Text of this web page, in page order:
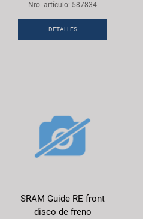
Nro. artículo: 587834
DETALLES
SRAM Guide RE front
disco de freno